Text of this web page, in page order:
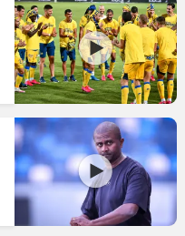
VOD
גביע הטוטו
ליגיונרים
גביע המדינה
נבחרת ישראל
מכבי חיפה
ליגת האלופות
ליגה אירופית
ליגה אנגלית
ליגה גרמנית
ליגה ספרדית
ליגה איטלקית
כדורסל ישראלי
ליגת ווינר סל
ליגה לאומית
כדורסל נשים
מכבי תל אביב
כדורסל עולמי
NBA
יורוליג
יורוקאפ
ענפים נוספים
טניס